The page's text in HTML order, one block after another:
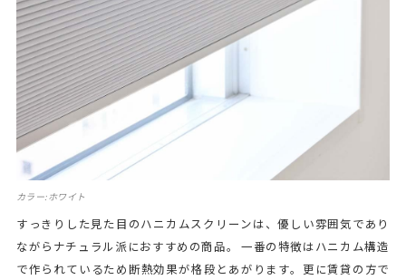
カラー:ホワイト
すっきりした見た目のハニカムスクリーンは、優しい雰囲気であり
ながらナチュラル派におすすめの商品。 一番の特徴はハニカム構造
で作られているため断熱効果が格段とあがります。更に賃貸の方で